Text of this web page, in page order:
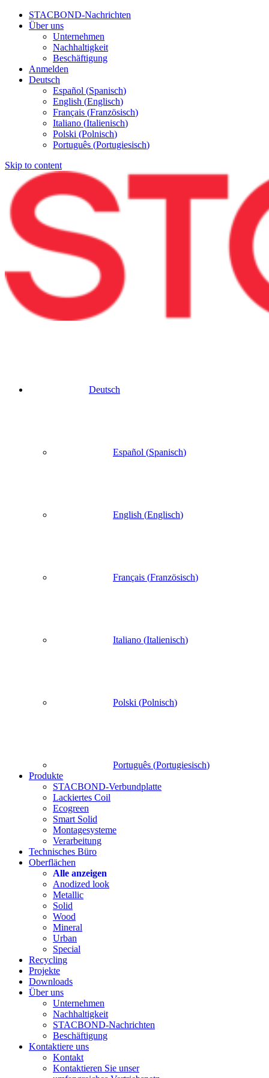
STACBOND-Nachrichten
Über uns
Unternehmen
Nachhaltigkeit
Beschäftigung
Anmelden
Deutsch
Español (Spanisch)
English (Englisch)
Français (Französisch)
Italiano (Italienisch)
Polski (Polnisch)
Português (Portugiesisch)
Skip to content
Deutsch
Español (Spanisch)
English (Englisch)
Français (Französisch)
Italiano (Italienisch)
Polski (Polnisch)
Português (Portugiesisch)
Produkte
STACBOND-Verbundplatte
Lackiertes Coil
Ecogreen
Smart Solid
Montagesysteme
Verarbeitung
Technisches Büro
Oberflächen
Alle anzeigen
Anodized look
Metallic
Solid
Wood
Mineral
Urban
Special
Recycling
Projekte
Downloads
Über uns
Unternehmen
Nachhaltigkeit
STACBOND-Nachrichten
Beschäftigung
Kontaktiere uns
Kontakt
Kontaktieren Sie unser